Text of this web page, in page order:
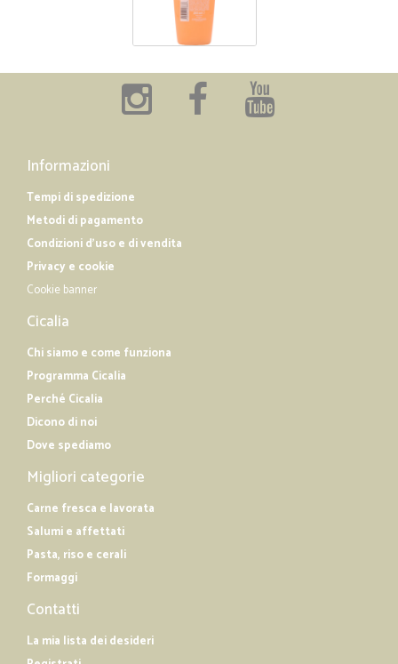
Informazioni
Tempi di spedizione
Metodi di pagamento
Condizioni d'uso e di vendita
Privacy e cookie
Cookie banner
Cicalia
Chi siamo e come funziona
Programma Cicalia
Perché Cicalia
Dicono di noi
Dove spediamo
Migliori categorie
Carne fresca e lavorata
Salumi e affettati
Pasta, riso e cerali
Formaggi
Contatti
La mia lista dei desideri